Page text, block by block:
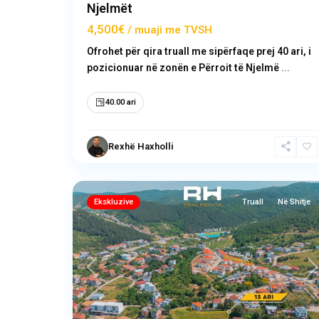
Njelmët
4,500€ / muaji me TVSH
Ofrohet për qira truall me sipërfaqe prej 40 ari, i
pozicionuar në zonën e Përroit të Njelmë ...
40.00 ari
Rexhë Haxholli
Sofali,
Previous
Ekskluzive Truall Në Shitje